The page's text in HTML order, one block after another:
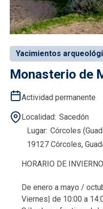
Yacimientos
Monasterio de
Actividad permanente
Localidad Sacedón
Lugar Córcoles
19127 Córcoles,
HORARIO DE INVIERNO
De enero a mayo /
Viernes| de 10:00 a